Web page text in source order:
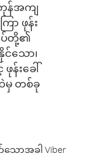
န်အကျ
ြာ ဖုန်း
ပ်တို့၏
သော၊
န်းခေါ်
မှ တစ်ခု
ာအခါ Viber